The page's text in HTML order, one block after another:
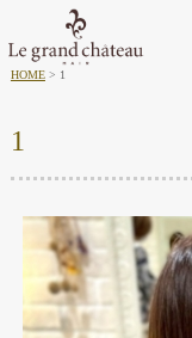
HOME 1
1